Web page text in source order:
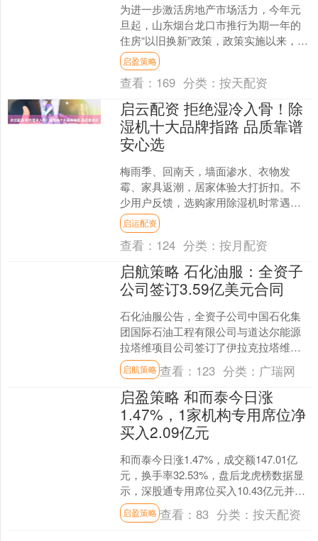
为进一步激活房地产市场活力，今年元
旦起，山东烟台龙口市推行为期一年的
住房“以旧换新”政策，政策实施以来，市
民咨询量持续攀升。 在龙口市一楼盘售
楼处内，前来咨询、....
启盈策略
查看： 169 分类：按天配资
启云配资 拒绝湿冷入骨！除
湿机十大品牌指路 品质靠谱
安心选
梅雨季、回南天，墙面渗水、衣物发
霉、家具返潮，居家体验大打折扣。不
少用户反馈，选购家用除湿机时常遇除
湿效果虚标、实际耗电远超宣传、材质
粗糙存在安全隐患等问题，甚....
启运配资
查看： 124 分类：按月配资
启航策略 石化油服：全资子
公司签订3.59亿美元合同
石化油服公告，全资子公司中国石化集
团国际石油工程有限公司与道达尔能源
拉塔维项目公司签订了伊拉克拉塔维油
区二期井场及井间管线项目合同，合同
金额为3.59亿美元，约....
启航策略 查看： 123 分类： 广瑞网
启盈策略 和而泰今日涨
1.47%，1家机构专用席位净
买入2.09亿元
和而泰今日涨1.47%，成交额147.01亿
元，换手率32.53%，盘后龙虎榜数据显
示，深股通专用席位买入10.43亿元并卖
出7.18亿元，1家机构专用席位净买....
启盈策略 查看：83 分类：按天配资